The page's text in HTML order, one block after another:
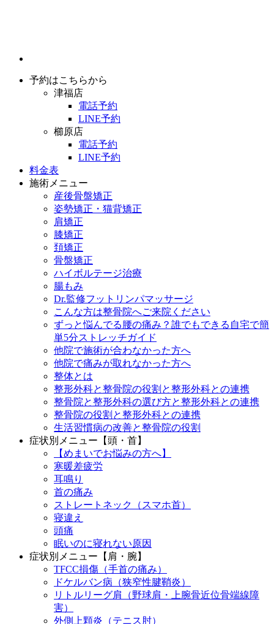
予約はこちらから
津福店
電話予約
LINE予約
櫛原店
電話予約
LINE予約
料金表
施術メニュー
産後骨盤矯正
姿勢矯正・猫背矯正
肩矯正
膝矯正
頚矯正
骨盤矯正
ハイボルテージ治療
腸もみ
Dr.監修フットリンパマッサージ
こんな方は整骨院へご来院ください
ずっと悩んでる腰の痛み？誰でもできる自宅で簡
単5分ストレッチガイド
他院で施術が合わなかった方へ
他院で痛みが取れなかった方へ
整体とは
整形外科と整骨院の役割と整形外科との連携
整骨院と整形外科の選び方と整形外科との連携
整骨院の役割と整形外科との連携
生活習慣病の改善と整骨院の役割
症状別メニュー【頭・首】
【めまいでお悩みの方へ】
寒暖差疲労
耳鳴り
首の痛み
ストレートネック（スマホ首）
寝違え
頭痛
眠いのに寝れない原因
症状別メニュー【肩・腕】
TFCC損傷（手首の痛み）
ドケルバン病（狭窄性腱鞘炎）
リトルリーグ肩（野球肩・上腕骨近位骨端線障
害）
外側上顆炎（テニス肘）